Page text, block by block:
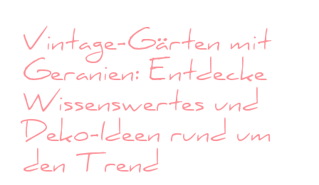
Vintage-Gärten mit
Geranien: Entdecke
Wissenswertes und
Deko-Ideen rund um
den Trend